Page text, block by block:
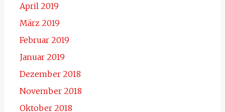
April 2019
März 2019
Februar 2019
Januar 2019
Dezember 2018
November 2018
Oktober 2018